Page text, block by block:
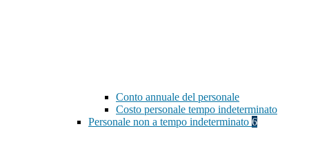
Conto annuale del personale
Costo personale tempo indeterminato
Personale non a tempo indeterminato 6